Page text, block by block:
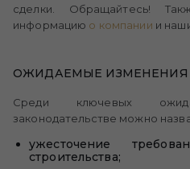
сделки. Обращайтесь!
информацию о компании и
ОЖИДАЕМЫЕ ИЗМЕНЕНИЯ
Среди ключевых
законодательстве можно
ужесточение
строительства;